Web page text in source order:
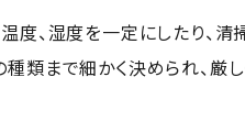
度、湿度を一定にしたり、清
類まで細かく決められ、厳